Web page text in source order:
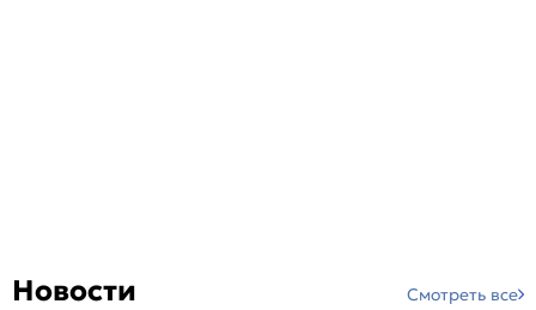
Новости Смотреть все